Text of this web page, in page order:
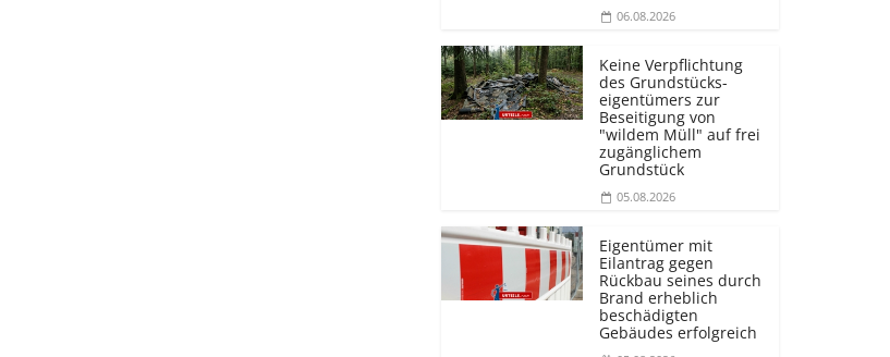
06.08.2026
Keine Verpflichtung
des Grundstücks­
eigentümers zur
Beseitigung von
"wildem Müll" auf frei
zugänglichem
Grundstück
05.08.2026
Eigentümer mit
Eilantrag gegen
Rückbau seines durch
Brand erheblich
beschädigten
Gebäudes erfolgreich